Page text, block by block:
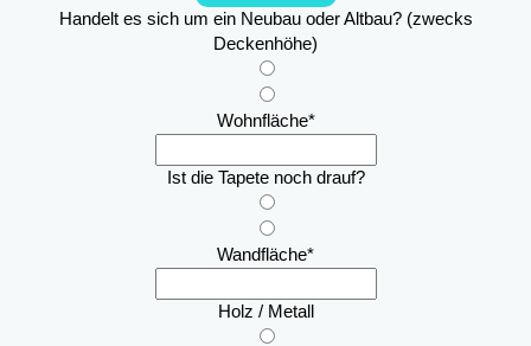
Handelt es sich um ein Neubau oder Altbau? (zwecks
Deckenhöhe)
Wohnfläche*
Ist die Tapete noch drauf?
Wandfläche*
Holz / Metall